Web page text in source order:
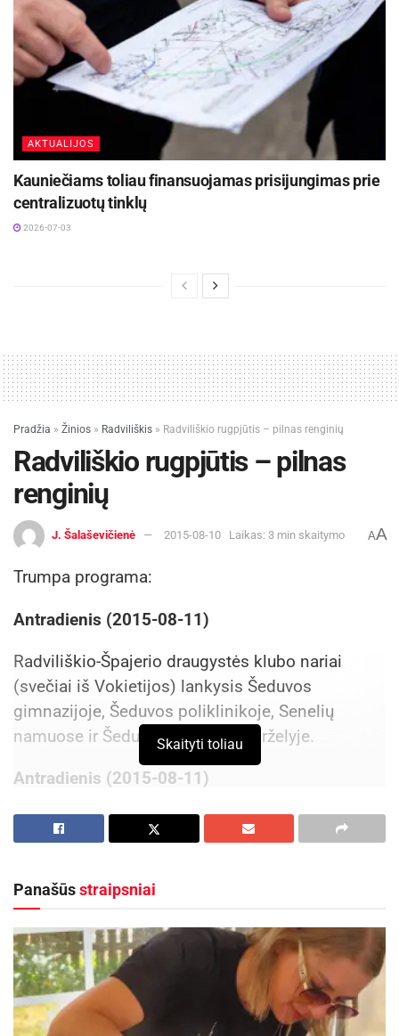
AKTUALIJOS
Kauniečiams toliau finansuojamas prisijungimas prie
centralizuotų tinklų
2026-07-03
Pradžia » Žinios » Radviliškis » Radviliškio rugpjūtis – pilnas renginių
Radviliškio rugpjūtis – pilnas
renginių
J. Šalaševičienė 2015-08-10 Laikas: 3 min skaitymo AA
Trumpa programa:
Antradienis (2015-08-11)
Radviliškio-Špajerio draugystės klubo nariai
(svečiai iš Vokietijos) lankysis Šeduvos
gimnazijoje, Šeduvos poliklinikoje, Senelių
namuose ir Šeduvos lopšelyje-darželyje.
Antradienis (2015-08-11)
18.00 val. Baisogalos mokykloje-darželyje –
Netradicinės kapelijos koncertas Radvilšikio-
Kviečiama dalyvauti visoje Lietuvoje
vykstančiame konkurse „Tvari Lietuva“
2026-08-07
Skaityti toliau
Panašūsstraipsniai